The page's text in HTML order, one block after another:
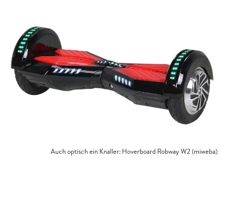
Auch optisch ein Knaller: Hoverboard Robway W2 (miweba)